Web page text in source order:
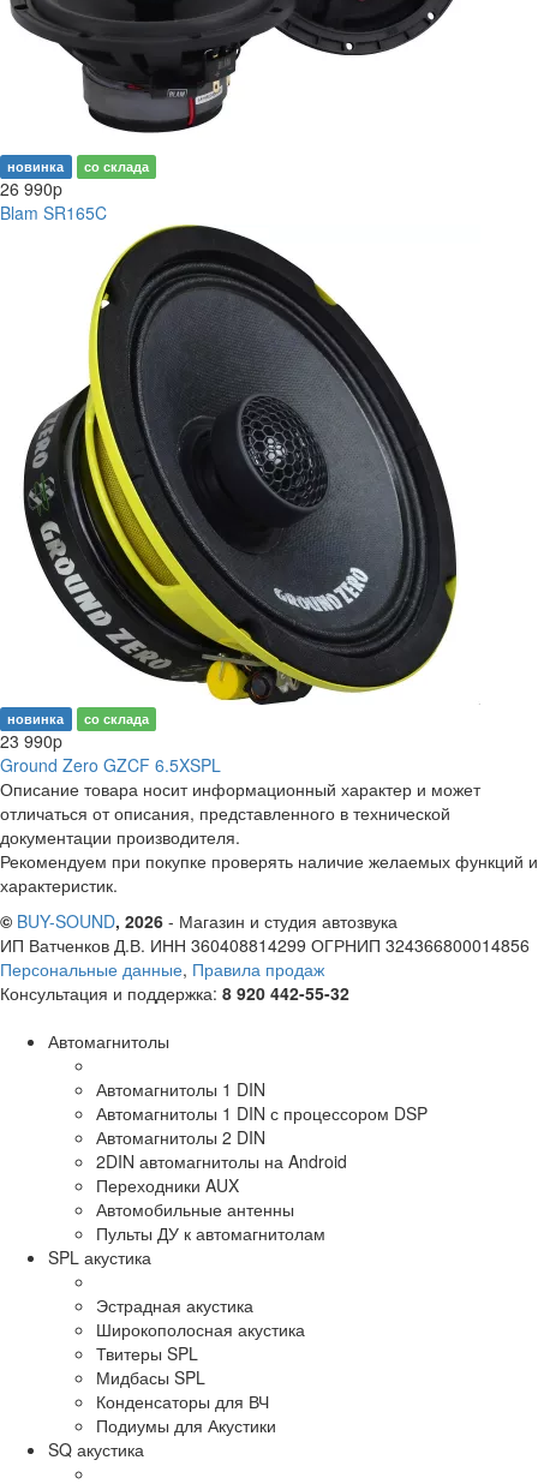
новинка со склада
26 990p
Blam SR165C
новинка со склада
23 990p
Ground Zero GZCF 6.5XSPL
Описание товара носит информационный характер и может
отличаться от описания, представленного в технической
документации производителя.
Рекомендуем при покупке проверять наличие желаемых функций и
характеристик.
© BUY-SOUND, 2026 - Магазин и студия автозвука
ИП Ватченков Д.В. ИНН 360408814299 ОГРНИП 324366800014856
Персональные данные, Правила продаж
Консультация и поддержка: 8 920 442-55-32
Автомагнитолы
Автомагнитолы 1 DIN
Автомагнитолы 1 DIN с процессором DSP
Автомагнитолы 2 DIN
2DIN автомагнитолы на Android
Переходники AUX
Автомобильные антенны
Пульты ДУ к автомагнитолам
SPL акустика
Эстрадная акустика
Широкополосная акустика
Твитеры SPL
Мидбасы SPL
Конденсаторы для ВЧ
Подиумы для Акустики
SQ акустика